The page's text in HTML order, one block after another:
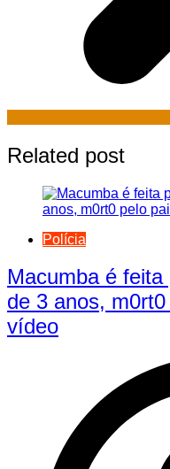
Related post
Polícia
Macumba é
de 3 anos,
vídeo